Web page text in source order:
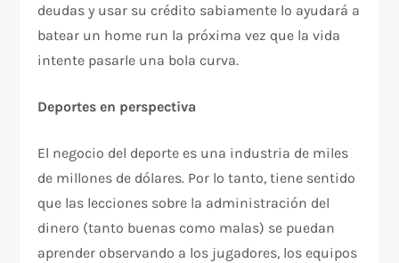
deudas y usar su crédito sabiamente lo ayudará a
batear un home run la próxima vez que la vida
intente pasarle una bola curva.
Deportes en perspectiva
El negocio del deporte es una industria de miles
de millones de dólares. Por lo tanto, tiene sentido
que las lecciones sobre la administración del
dinero (tanto buenas como malas) se puedan
aprender observando a los jugadores, los equipos